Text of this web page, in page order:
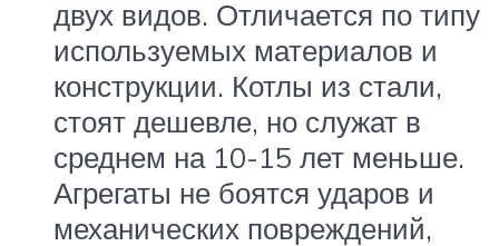
двух видов. Отличается по типу
используемых материалов и
конструкции. Котлы из стали,
стоят дешевле, но служат в
среднем на 10-15 лет меньше.
Агрегаты не боятся ударов и
механических повреждений,